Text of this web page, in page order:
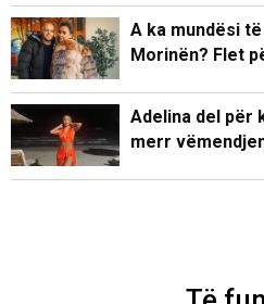
A ka mundësi
Morinën? Flet
Adelina del për
merr